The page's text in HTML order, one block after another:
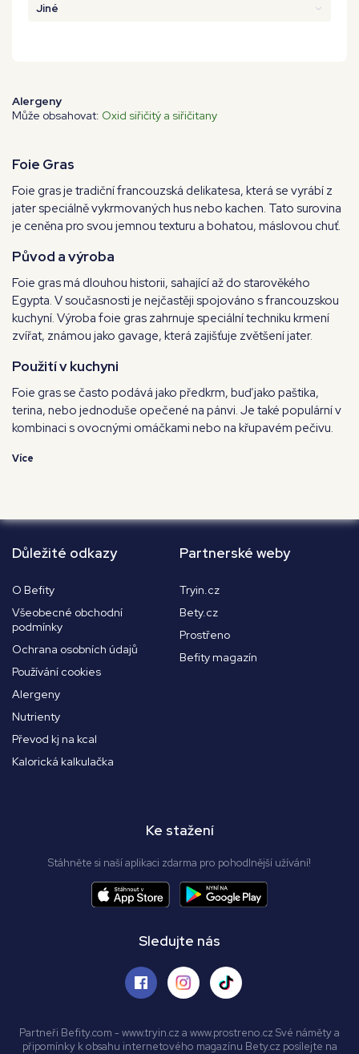
Jiné
Alergeny
Může obsahovat: Oxid siřičitý a siřičitany
Foie Gras
Foie gras je tradiční francouzská delikatesa, která se vyrábí z
jater speciálně vykrmovaných hus nebo kachen. Tato surovina
je ceněna pro svou jemnou texturu a bohatou, máslovou chuť.
Původ a výroba
Foie gras má dlouhou historii, sahající až do starověkého
Egypta. V současnosti je nejčastěji spojováno s francouzskou
kuchyní. Výroba foie gras zahrnuje speciální techniku krmení
zvířat, známou jako gavage, která zajišťuje zvětšení jater.
Použití v kuchyni
Foie gras se často podává jako předkrm, buď jako paštika,
terina, nebo jednoduše opečené na pánvi. Je také populární v
kombinaci s ovocnými omáčkami nebo na křupavém pečivu.
Více
Důležité odkazy
O Befity
Všeobecné obchodní
podmínky
Ochrana osobních údajů
Používání cookies
Alergeny
Nutrienty
Převod kj na kcal
Kalorická kalkulačka
Partnerské weby
Tryin.cz
Bety.cz
Prostřeno
Befity magazín
Ke stažení
Stáhněte si naší aplikaci zdarma pro pohodlnější užívání!
Sledujte nás
Partneři Befity.com - www.tryin.cz a www.prostreno.cz Své náměty a
připomínky k obsahu internetového magazínu Bety.cz posílejte na